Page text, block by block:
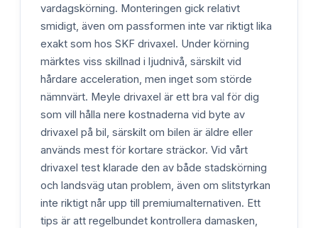
vardagskörning. Monteringen gick relativt
smidigt, även om passformen inte var riktigt lika
exakt som hos SKF drivaxel. Under körning
märktes viss skillnad i ljudnivå, särskilt vid
hårdare acceleration, men inget som störde
nämnvärt. Meyle drivaxel är ett bra val för dig
som vill hålla nere kostnaderna vid byte av
drivaxel på bil, särskilt om bilen är äldre eller
används mest för kortare sträckor. Vid vårt
drivaxel test klarade den av både stadskörning
och landsväg utan problem, även om slitstyrkan
inte riktigt når upp till premiumalternativen. Ett
tips är att regelbundet kontrollera damasken,